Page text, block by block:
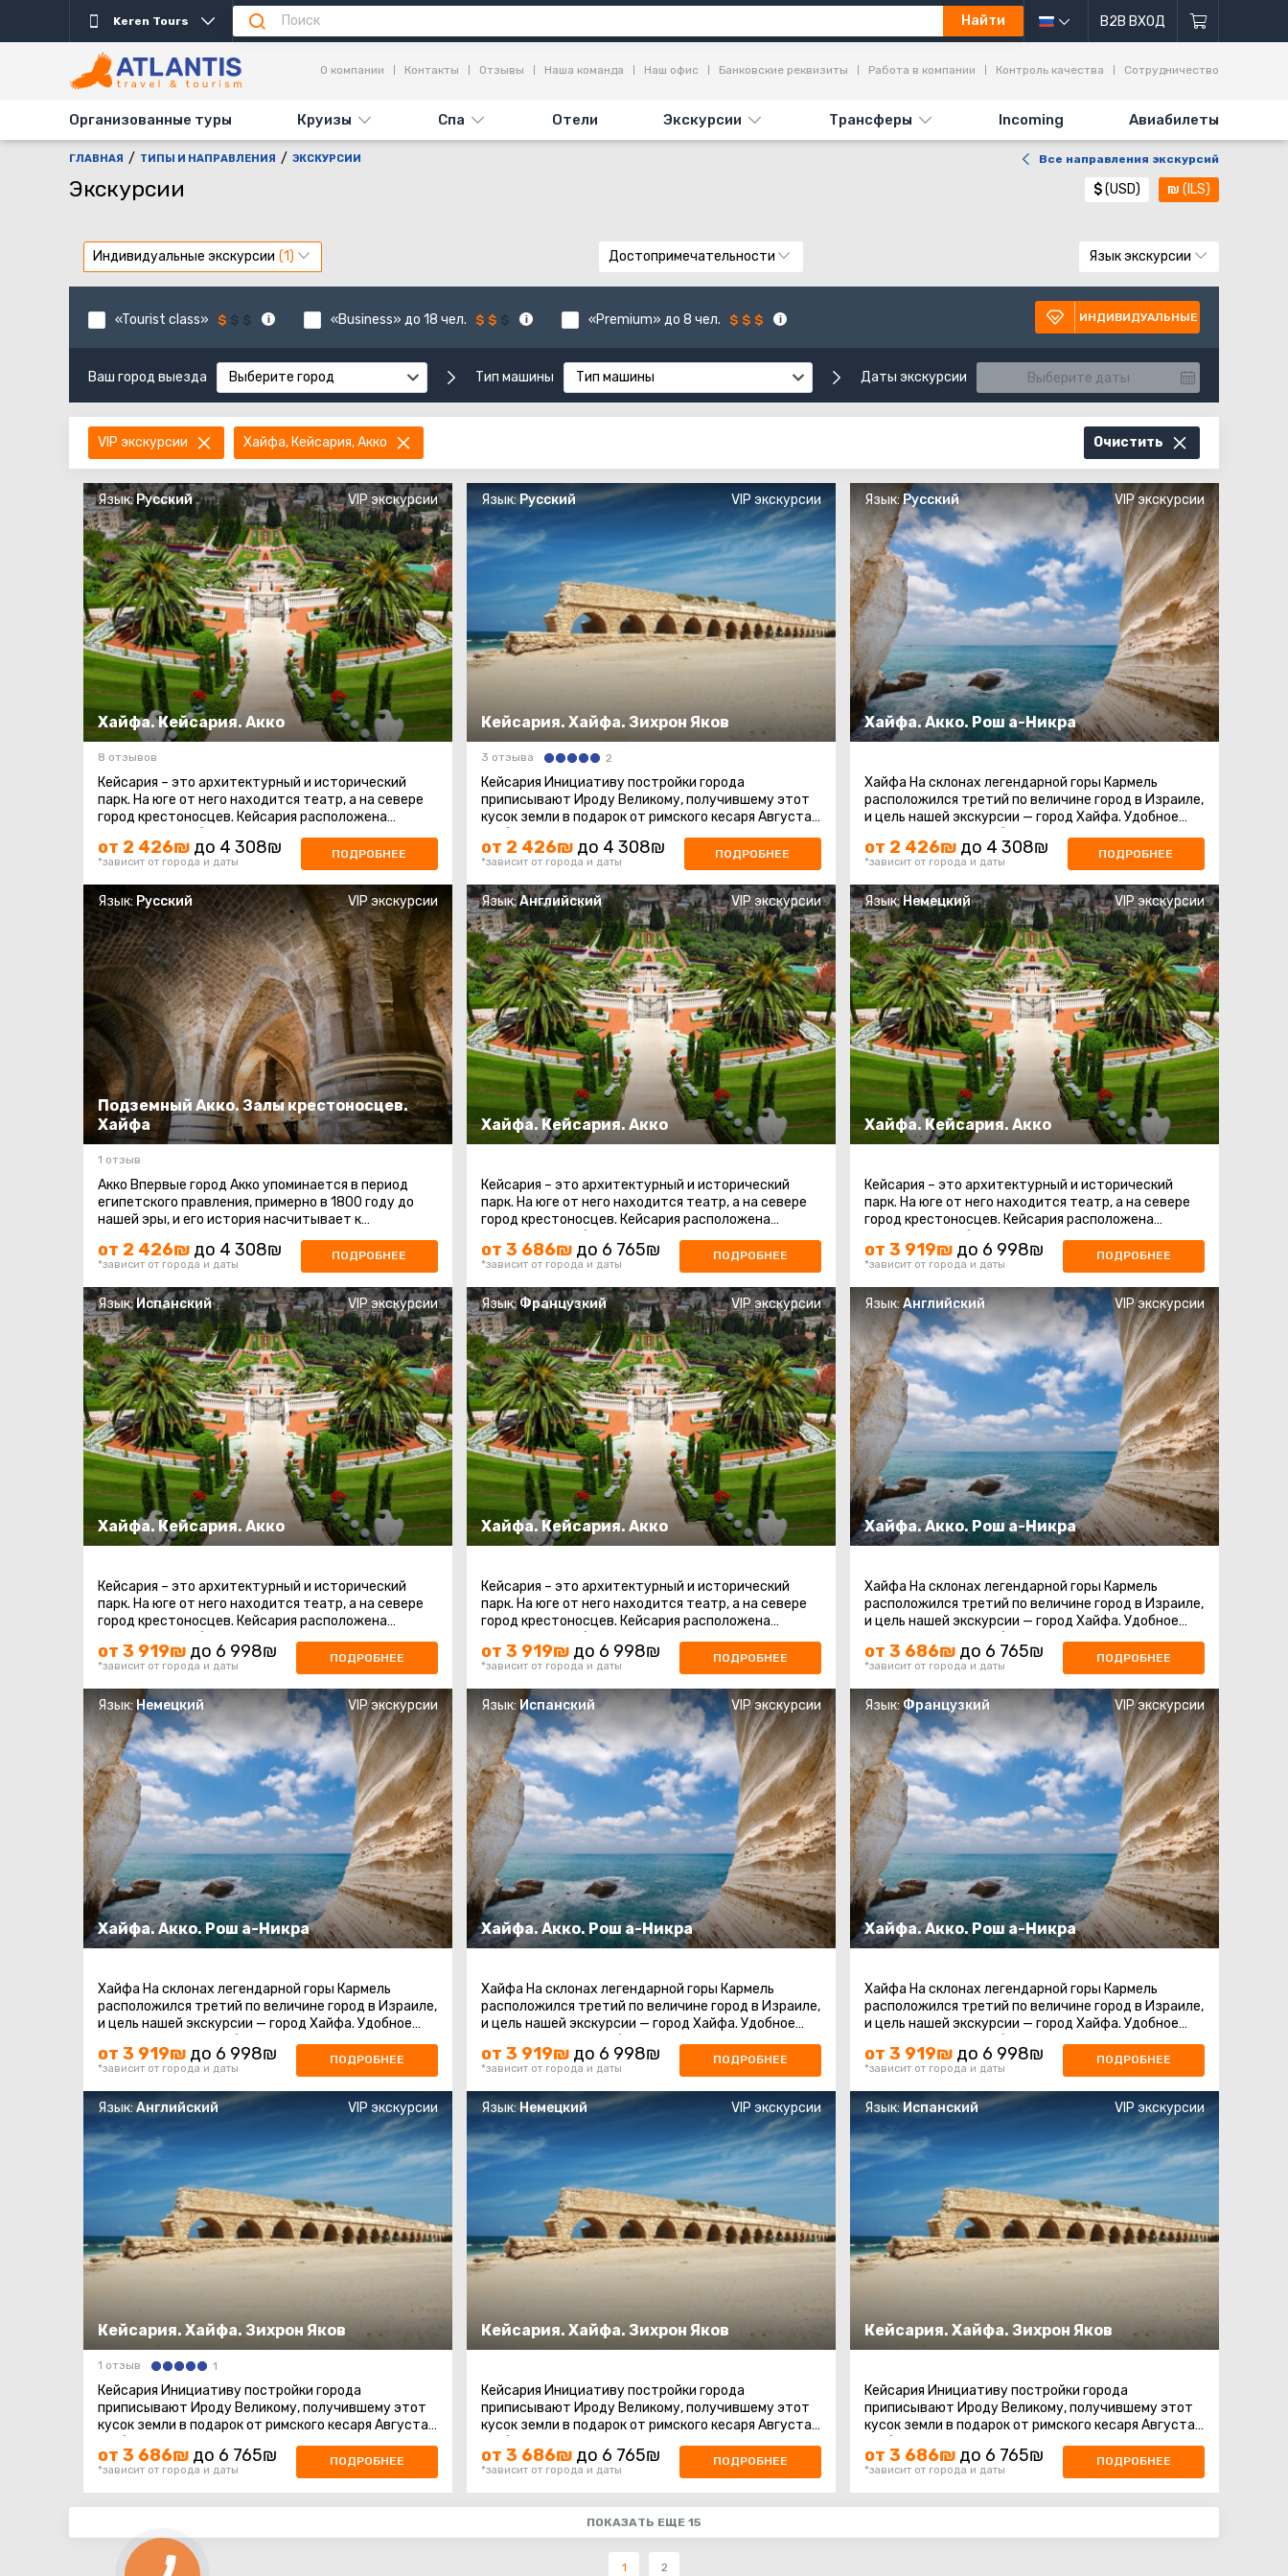
Keren Tours Найти B2B ВХОД
Организованные туры Круизы Спа Отели Экскурсии Трансферы Incoming Авиабилеты
О компании Контакты Отзывы Наша команда Наш офис Банковские реквизиты Работа в компании Контроль качества Сотрудничество
ГЛАВНАЯ ТИПЫ И НАПРАВЛЕНИЯ ЭКСКУРСИИ Все направления экскурсий
Экскурсии $(USD) ₪ (ILS)
Индивидуальные экскурсии Достопримечательности Язык экскурсии
ИНДИВИДУАЛЬНЫЕ
«Tourist class» «Business» до 18 чел. «Premium» до 8 чел.
Ваш город выезда Выберите город Тип машины Тип машины Даты экскурсии
VIP экскурсии Хайфа, Кейсария, Акко Очистить
Хайфа. Кейсария. Акко
Язык:Русский VIP экскурсии
8 отзывов
Кейсария – это архитектурный и исторический
парк. На юге от него находится театр, а на севере
город крестоносцев. Кейсария расположена
посередине на берегу Средиземного ...
от 2 426₪ до 4 308₪
*зависит от города и даты
ПОДРОБНЕЕ
Кейсария. Хайфа. Зихрон Яков
Язык:Русский VIP экскурсии
3 отзыва 2
Кейсария Инициативу постройки города
приписывают Ироду Великому, получившему этот
кусок земли в подарок от римского кесаря Августа,
и в благодарность за дар назвавшего ...
от 2 426₪ до 4 308₪
*зависит от города и даты
ПОДРОБНЕЕ
Хайфа. Акко. Рош а-Никра
Язык:Русский VIP экскурсии
Хайфа На склонах легендарной горы Кармель
расположился третий по величине город в Израиле,
и цель нашей экскурсии — город Хайфа. Удобное
от 2 426₪ до 4 308₪
*зависит от города и даты
ПОДРОБНЕЕ
Подземный Акко. Залы крестоносцев.
Хайфа
Язык: Русский VIP экскурсии
1 отзыв
Акко Впервые город Акко упоминается в период
египетского правления, примерно в 1800 году до
нашей эры, и его история насчитывает к
сегодняшнему дню почти 4 тысячи лет ...
от 2 426₪ до 4 308₪
*зависит от города и даты
ПОДРОБНЕЕ
Хайфа. Кейсария. Акко
Язык:Английский VIP экскурсии
Кейсария – это архитектурный и исторический
парк. На юге от него находится театр, а на севере
город крестоносцев. Кейсария расположена
посередине на берегу Средиземного ...
от 3 686₪ до 6 765₪
*зависит от города и даты
ПОДРОБНЕЕ
Хайфа. Кейсария. Акко
Язык:Немецкий VIP экскурсии
Кейсария – это архитектурный и исторический
парк. На юге от него находится театр, а на севере
город крестоносцев. Кейсария расположена
посередине на берегу Средиземного ...
от 3 919₪ до 6 998₪
*зависит от города и даты
ПОДРОБНЕЕ
Хайфа. Кейсария. Акко
Язык:Испанский VIP экскурсии
Кейсария – это архитектурный и исторический
парк. На юге от него находится театр, а на севере
город крестоносцев. Кейсария расположена
посередине на берегу Средиземного ...
от 3 919₪ до 6 998₪
*зависит от города и даты
ПОДРОБНЕЕ
Хайфа. Кейсария. Акко
Язык:Французкий VIP экскурсии
Кейсария – это архитектурный и исторический
парк. На юге от него находится театр, а на севере
город крестоносцев. Кейсария расположена
посередине на берегу Средиземного ...
от 3 919₪ до 6 998₪
*зависит от города и даты
ПОДРОБНЕЕ
Хайфа. Акко. Рош а-Никра
Язык:Английский VIP экскурсии
Хайфа На склонах легендарной горы Кармель
расположился третий по величине город в Израиле,
и цель нашей экскурсии — город Хайфа. Удобное
от 3 686₪ до 6 765₪
*зависит от города и даты
ПОДРОБНЕЕ
Хайфа. Акко. Рош а-Никра
Язык:Немецкий VIP экскурсии
Хайфа На склонах легендарной горы Кармель
расположился третий по величине город в Израиле,
и цель нашей экскурсии — город Хайфа. Удобное
от 3 919₪ до 6 998₪
*зависит от города и даты
ПОДРОБНЕЕ
Хайфа. Акко. Рош а-Никра
Язык:Испанский VIP экскурсии
Хайфа На склонах легендарной горы Кармель
расположился третий по величине город в Израиле,
и цель нашей экскурсии — город Хайфа. Удобное
от 3 919₪ до 6 998₪
*зависит от города и даты
ПОДРОБНЕЕ
Хайфа. Акко. Рош а-Никра
Язык:Французкий VIP экскурсии
Хайфа На склонах легендарной горы Кармель
расположился третий по величине город в Израиле,
и цель нашей экскурсии — город Хайфа. Удобное
от 3 919₪ до 6 998₪
*зависит от города и даты
ПОДРОБНЕЕ
Кейсария. Хайфа. Зихрон Яков
Язык:Английский VIP экскурсии
1 отзыв 1
Кейсария Инициативу постройки города
приписывают Ироду Великому, получившему этот
кусок земли в подарок от римского кесаря Августа,
и в благодарность за дар назвавшего ...
от 3 686₪ до 6 765₪
*зависит от города и даты
ПОДРОБНЕЕ
Кейсария. Хайфа. Зихрон Яков
Язык:Немецкий VIP экскурсии
Кейсария Инициативу постройки города
приписывают Ироду Великому, получившему этот
кусок земли в подарок от римского кесаря Августа,
и в благодарность за дар назвавшего ...
от 3 686₪ до 6 765₪
*зависит от города и даты
ПОДРОБНЕЕ
Кейсария. Хайфа. Зихрон Яков
Язык:Испанский VIP экскурсии
Кейсария Инициативу постройки города
приписывают Ироду Великому, получившему этот
кусок земли в подарок от римского кесаря Августа,
и в благодарность за дар назвавшего ...
от 3 686₪ до 6 765₪
*зависит от города и даты
ПОДРОБНЕЕ
ПОКАЗАТЬ ЕЩЕ 15
1 2